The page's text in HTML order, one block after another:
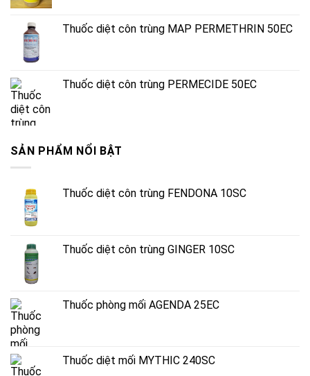
Thuốc diệt côn trùng MAP PERMETHRIN 50EC
Thuốc diệt côn trùng PERMECIDE 50EC
SẢN PHẨM NỔI BẬT
Thuốc diệt côn trùng FENDONA 10SC
Thuốc diệt côn trùng GINGER 10SC
Thuốc phòng mối AGENDA 25EC
Thuốc diệt mối MYTHIC 240SC